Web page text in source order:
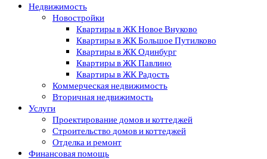
Недвижимость
Новостройки
Квартиры в ЖК Новое Внуково
Квартиры в ЖК Большое Путилково
Квартиры в ЖК Одинбург
Квартиры в ЖК Павлино
Квартиры в ЖК Радость
Коммерческая недвижимость
Вторичная недвижимость
Услуги
Проектирование домов и коттеджей
Строительство домов и коттеджей
Отделка и ремонт
Финансовая помощь